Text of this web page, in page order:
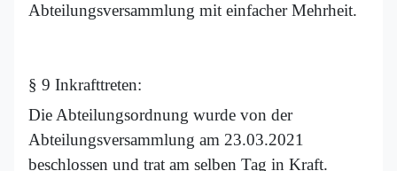
Abteilungsversammlung mit einfacher Mehrheit.
§ 9 Inkrafttreten:
Die Abteilungsordnung wurde von der
Abteilungsversammlung am 23.03.2021
beschlossen und trat am selben Tag in Kraft.